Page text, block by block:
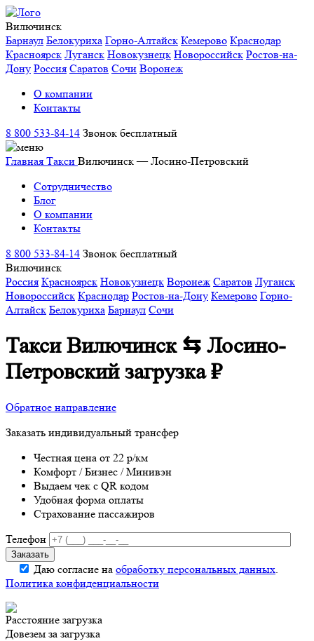
Вилючинск
Барнаул Белокуриха Горно-Алтайск Кемерово Краснодар
Красноярск Луганск Новокузнецк Новороссийск Ростов-на-
Дону Россия Саратов Сочи Воронеж
О компании
Контакты
8 800 533-84-14 Звонок бесплатный
Главная Такси Вилючинск — Лосино-Петровский
Сотрудничество
Блог
О компании
Контакты
8 800 533-84-14 Звонок бесплатный
Вилючинск
Россия Красноярск Новокузнецк Воронеж Саратов Луганск
Новороссийск Краснодар Ростов-на-Дону Кемерово Горно-
Алтайск Белокуриха Барнаул Сочи
Такси Вилючинск ⇆ Лосино-
Петровскийзагрузка₽
Обратное направление
Заказать индивидуальный трансфер
Честная цена от 22 р/км
Комфорт / Бизнес / Минивэн
Выдаем чек с QR кодом
Удобная форма оплаты
Страхование пассажиров
Телефон
Даю согласие на обработку персональных данных.
Политика конфиденциальности
Расстояние загрузка
Довезем за загрузка